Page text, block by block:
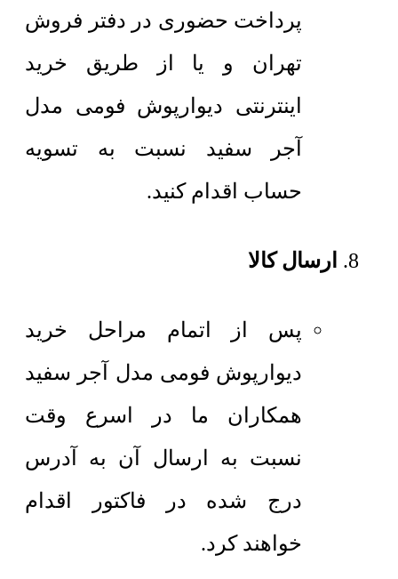
پرداخت حضوری در دفتر فروش
تهران و یا از طریق خرید
اینترنتی دیوارپوش فومی مدل
آجر سفید نسبت به تسویه
حساب اقدام کنید.
ارسال کالا
پس از اتمام مراحل خرید
دیوارپوش فومی مدل آجر سفید
همکاران ما در اسرع وقت
نسبت به ارسال آن به آدرس
درج شده در فاکتور اقدام
خواهند کرد.